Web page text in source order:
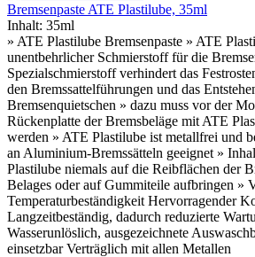
Bremsenpaste ATE Plastilube, 35ml
Inhalt: 35ml
» ATE Plastilube Bremsenpaste » ATE
unentbehrlicher Schmierstoff für die
Spezialschmierstoff verhindert das
den Bremssattelführungen und das
Bremsenquietschen » dazu muss vor der
Rückenplatte der Bremsbeläge mit ATE
werden » ATE Plastilube ist metallfrei und
an Aluminium-Bremssätteln geeignet »
Plastilube niemals auf die Reibflächen der
Belages oder auf Gummiteile aufbringen »
Temperaturbeständigkeit Hervorragender
Langzeitbeständig, dadurch reduzierte
Wasserunlöslich, ausgezeichnete
einsetzbar Verträglich mit allen Metallen